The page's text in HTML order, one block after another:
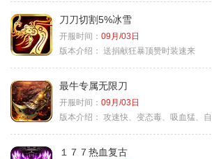
刀刀切割5%冰雪
开服时间： 09月/03日
版本介绍： 送捐献狂暴顶赞时装速来
最牛专属无限刀
开服时间： 09月/03日
版本介绍： 攻速快、变态毒、吸血猛、自己
１７７热血复古